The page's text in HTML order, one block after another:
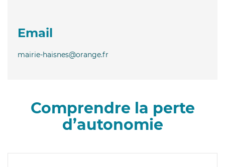
Email
mairie-haisnes@orange.fr
Comprendre la perte
d’autonomie